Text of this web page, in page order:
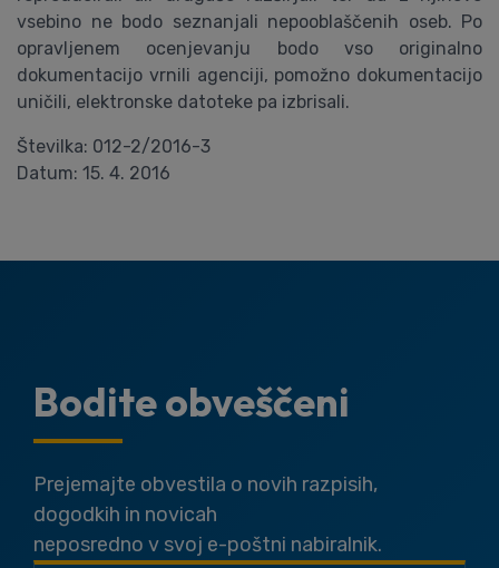
vsebino ne bodo seznanjali nepooblaščenih oseb. Po
opravljenem ocenjevanju bodo vso originalno
dokumentacijo vrnili agenciji, pomožno dokumentacijo
uničili, elektronske datoteke pa izbrisali.
Številka: 012-2/2016-3
Datum: 15. 4. 2016
Bodite obveščeni
Prejemajte obvestila o novih razpisih,
dogodkih in novicah
neposredno v svoj e-poštni nabiralnik.